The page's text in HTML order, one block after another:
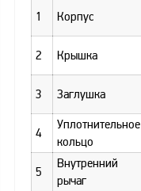
Газоаналитическое
оборудование
Эксплуатационное
оборудование
частей из Артамида
ОБОРУДОВАНИЕ
БЕНЗОВОЗОВ И
МИНИ АЗС
1 Корпус
2 Крышка
3 Заглушка
4
Уплотнительное
кольцо
5
Внутренний
рычаг